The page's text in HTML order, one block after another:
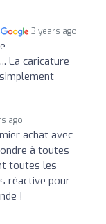
3 years ago
La caricature
ago
achat avec
à toutes
toutes les
réactive pour
!